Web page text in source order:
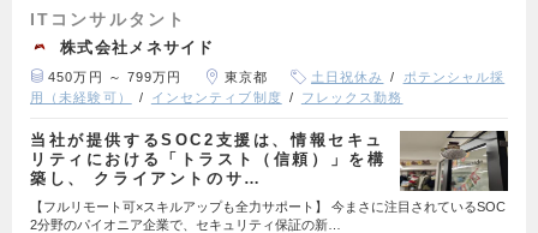
ITコンサルタント
株式会社メネサイド
450万円 ～ 799万円 東京都 土日祝休み
ポテンシャル採
用（未経験可）
インセンティブ制度 フレックス勤務
当社が提供するSOC2支援は、情報セキュ
リティにおける「トラスト（信頼）」を構
築し、 クライアントのサ…
【フルリモート可×スキルアップも全力サポート】 今まさに注目されているSOC
2分野のパイオニア企業で、セキュリティ保証の新…